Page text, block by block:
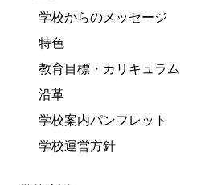
学校からのメッセージ
特色
教育目標・カリキュラム
沿革
学校案内パンフレット
学校運営方針